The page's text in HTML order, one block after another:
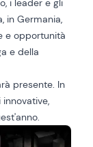
i leader e gli
in Germania,
e opportunità
e della
presente. In